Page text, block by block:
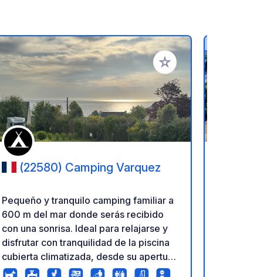
Añadir a tus favoritos
(22580) Camping Varquez
Pequeño y tranquilo camping familiar a
600 m del mar donde serás recibido
con una sonrisa. Ideal para relajarse y
disfrutar con tranquilidad de la piscina
cubierta climatizada, desde su apertura
te dejarás arrullar por el sonido de la